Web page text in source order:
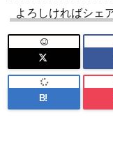
よろしければシェ
B!